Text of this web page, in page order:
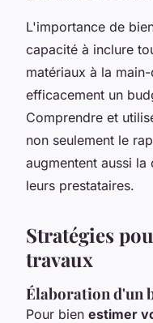
L'importance de
capacité à inclure
matériaux à la
efficacement un
Comprendre et
non seulement le
augmentent aussi
leurs prestataires.
Stratégies
travaux
Élaboration d'un
Pour bien estimer